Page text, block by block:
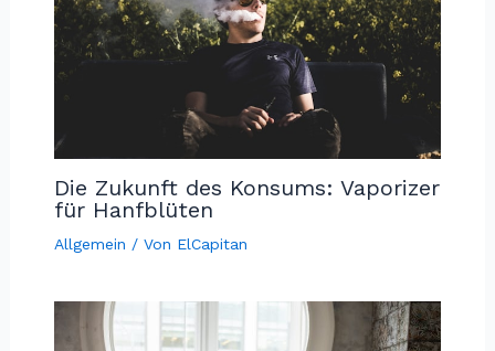
Die Zukunft des Konsums: Vaporizer
für Hanfblüten
Allgemein / Von ElCapitan